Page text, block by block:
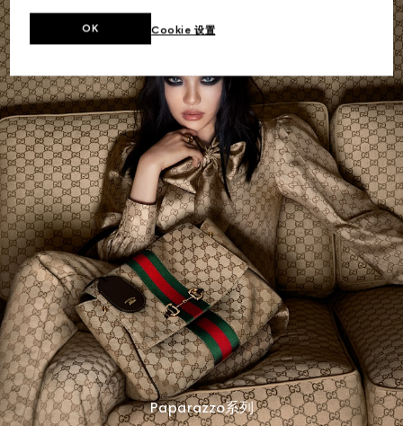
Paparazzo系列
Cookie 设置
OK